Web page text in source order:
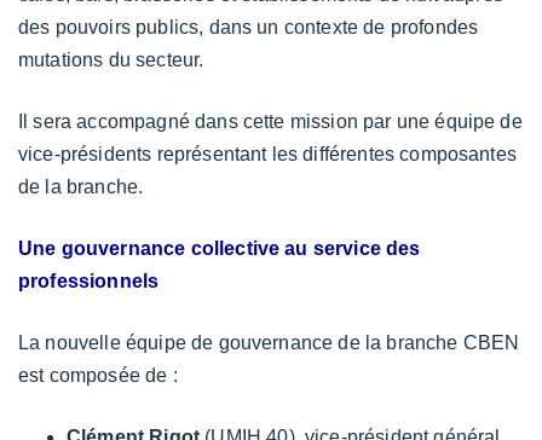
des pouvoirs publics, dans un contexte de profondes
mutations du secteur.
Il sera accompagné dans cette mission par une équipe de
vice-présidents représentant les différentes composantes
de la branche.
Une gouvernance collective au service des
professionnels
La nouvelle équipe de gouvernance de la branche CBEN
est composée de :